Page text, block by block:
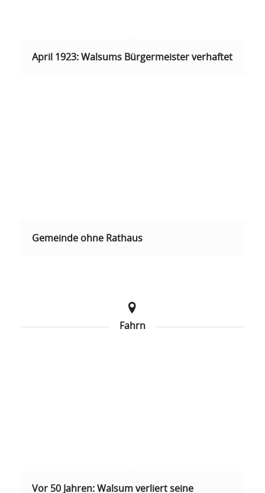
April 1923: Walsums Bürgermeister verhaftet
Gemeinde ohne Rathaus
Fahrn
Vor 50 Jahren: Walsum verliert seine